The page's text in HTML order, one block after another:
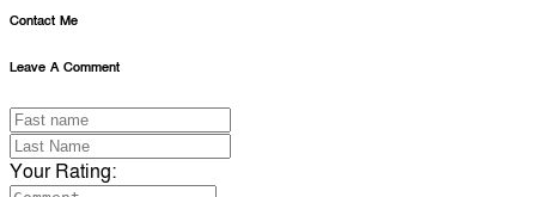
Contact Me
Leave A Comment
Your Rating: